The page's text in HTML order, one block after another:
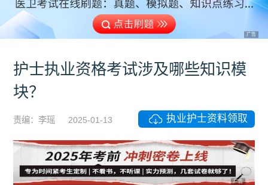
广告
护士执业资格考试涉及哪些知识模
块？
责编：李瑶 2025-01-13 执业护士资料领取
广告